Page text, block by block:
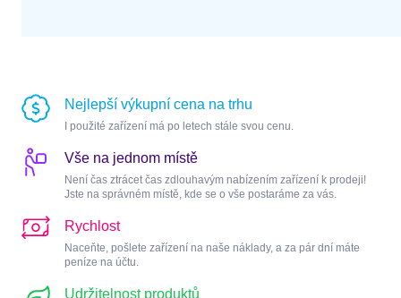
Nejlepší výkupní cena na trhu
I použité zařízení má po letech stále svou cenu.
Vše na jednom místě
Není čas ztrácet čas zdlouhavým nabízením zařízení k prodeji!
Jste na správném místě, kde se o vše postaráme za vás.
Rychlost
Naceňte, pošlete zařízení na naše náklady, a za pár dní máte
peníze na účtu.
Udržitelnost produktů